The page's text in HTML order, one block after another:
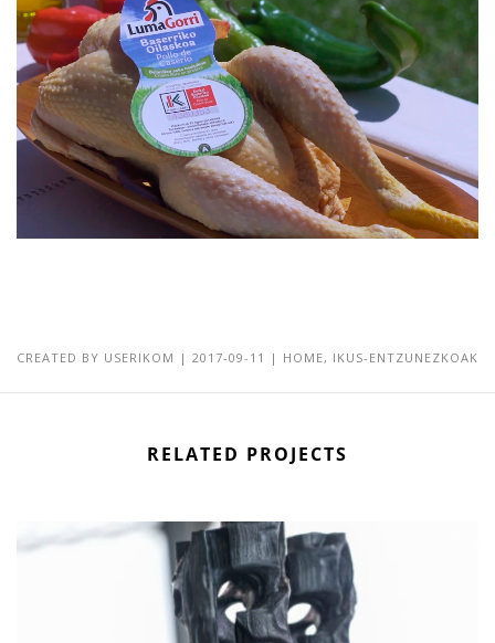
CREATED BY USERIKOM | 2017-09-11 | HOME, IKUS-ENTZUNEZKOAK
RELATED PROJECTS